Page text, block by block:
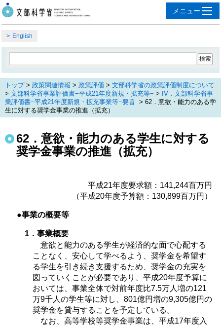
English
トップ> 政策関連情報 > 政策評価 > 文部科学省の政策評価制度について
> 文部科学省事業評価書−平成21年度新規・拡充等− > IV．文部科学省事
業評価書−平成21年度新規・拡充事業等−要旨 > 62．意欲・能力のある学
生に対する奨学金事業の推進（拡充）
62．意欲・能力のある学生に対する
奨学金事業の推進（拡充）
平成21年度要求額：141,244百万円
（平成20年度予算額：130,899百万円）
●事業の概要等
1．事業概要
意欲と能力のある学生が経済的な面で心配する
ことなく、安心して学べるよう、奨学金を希望す
る学生を引き続き支援するため、奨学金の充実を
図っていくことが必要であり、平成20年度予算に
おいては、事業全体で対前年度比7.5万人増の121
万9千人の学生等に対し、801億円増の9,305億円の
奨学金を貸与することを予定している。
なお、高等学校等奨学金事業は、平成17年度入